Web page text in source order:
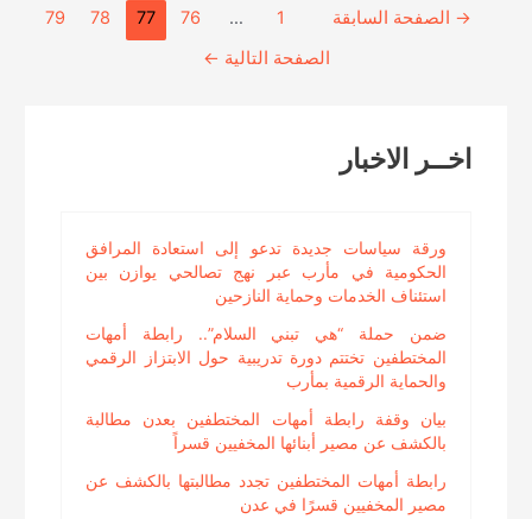
الحوثي
→ الصفحة السابقة 1
…
76
77
78
79
الصفحة التالية ←
اخــر الاخبار
ورقة سياسات جديدة تدعو إلى استعادة المرافق
الحكومية في مأرب عبر نهج تصالحي يوازن بين
استئناف الخدمات وحماية النازحين
ضمن حملة “هي تبني السلام”.. رابطة أمهات
المختطفين تختتم دورة تدريبية حول الابتزاز الرقمي
والحماية الرقمية بمأرب
بيان وقفة رابطة أمهات المختطفين بعدن مطالبة
بالكشف عن مصير أبنائها المخفيين قسراً
رابطة أمهات المختطفين تجدد مطالبتها بالكشف عن
مصير المخفيين قسرًا في عدن